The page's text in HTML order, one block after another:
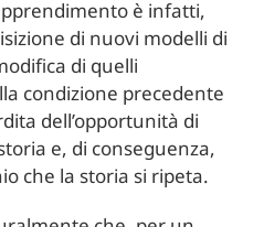
è infatti,
di nuovi modelli di
di quelli
condizione precedente
dell’opportunità di
e, di conseguenza,
che la storia si ripeta.